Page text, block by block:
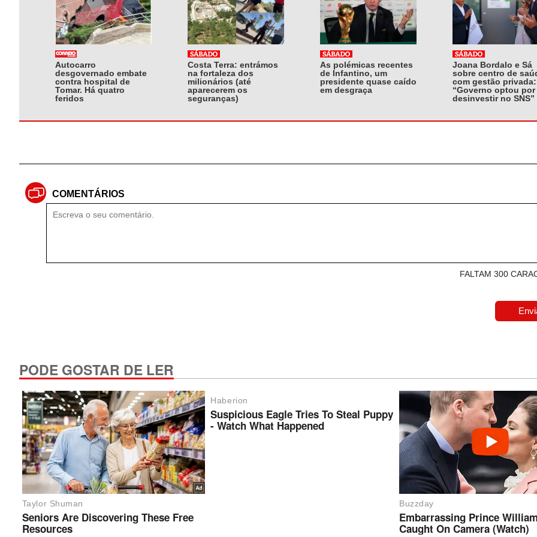
Autocarro
desgovernado embate
contra hospital de
Tomar. Há quatro
feridos
Costa Terra: entrámos
na fortaleza dos
milionários (até
aparecerem os
seguranças)
As polémicas recentes
de Infantino, um
presidente quase caído
em desgraça
Joana Bordalo e Sá
sobre centro de
com gestão privada:
“Governo optou por
desinvestir no SNS”
COMENTÁRIOS
FALTAM 300